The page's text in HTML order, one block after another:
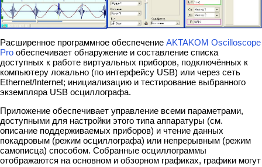
Расширенное программное обеспечение AKTAKOM Oscilloscope
Pro обеспечивает обнаружение и составление списка
доступных к работе виртуальных приборов, подключённых к
компьютеру локально (по интерфейсу USB) или через сеть
Ethernet/Internet; инициализацию и тестирование выбранного
экземпляра USB осциллографа.
Приложение обеспечивает управление всеми параметрами,
доступными для настройки этого типа аппаратуры (см.
описание поддерживаемых приборов) и чтение данных
покадровым (режим осциллографа) или непрерывным (режим
самописца) способом. Собранные осциллограммы
отображаются на основном и обзорном графиках, графики могут